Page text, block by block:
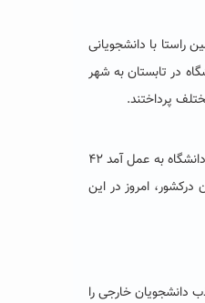
راستا با دانشجویانی
در تابستان به شهر
پرداختند.
دکتر فرزی ادامه داد: با استقرار این افراد در کابل و معرفی ظرفیت های دانشگاه، طی مصاحبه ای که از ۱۰۰متقاضی حضور در دانشگاه به عمل آمد ۴۲
امروز در این
دانشجویان خارجی را